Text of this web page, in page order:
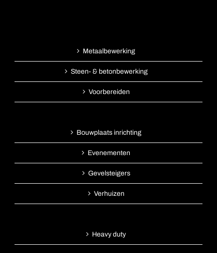
Metaalbewerking
Steen- & betonbewerking
Voorbereiden
Bouwplaats inrichting
Evenementen
Gevelsteigers
Verhuizen
Heavy duty